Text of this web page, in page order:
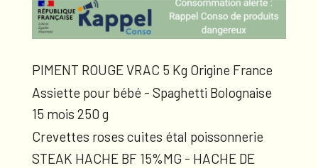
PIMENT ROUGE VRAC 5 Kg Origine France
Assiette pour bébé - Spaghetti Bolognaise
15 mois 250 g
Crevettes roses cuites étal poissonnerie
STEAK HACHE BF 15%MG - HACHE DE